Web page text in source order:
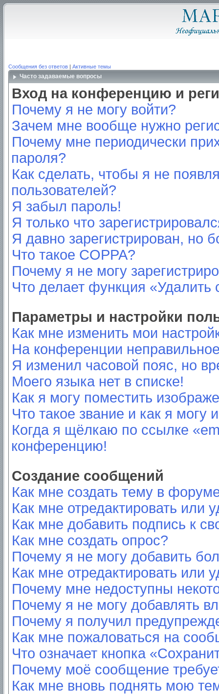
Сообщения без ответов | Активные темы
Часто задаваемые вопросы
Вход на конференцию и
Почему я не могу войти?
Зачем мне вообще нужно
Почему мне периодически
пароля?
Как сделать, чтобы я не
пользователей?
Я забыл пароль!
Я только что
Я давно зарегистрирован, но
Что такое COPPA?
Почему я не могу
Что делает функция
Параметры и настройки
Как мне изменить мои
На конференции
Я изменил часовой пояс, но
Моего языка нет в списке!
Как я могу поместить
Что такое звание и как я могу
Когда я щёлкаю по ссылке
конференцию!
Создание сообщений
Как мне создать тему в
Как мне отредактировать или
Как мне добавить подпись к
Как мне создать опрос?
Почему я не могу добавить
Как мне отредактировать или
Почему мне недоступны
Почему я не могу добавлять
Почему я получил
Как мне пожаловаться на
Что означает кнопка
Почему моё сообщение
Как мне вновь поднять мою